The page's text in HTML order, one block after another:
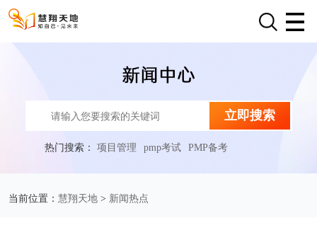
立即搜索
热门搜索：项目管理 pmp考试 PMP备考
当前位置： 慧翔天地> 新闻热点